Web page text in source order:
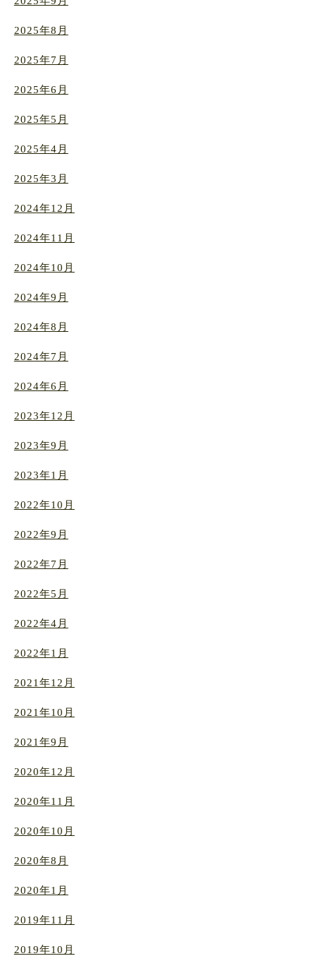
2025年8月
2025年7月
2025年6月
2025年5月
2025年4月
2025年3月
2024年12月
2024年11月
2024年10月
2024年9月
2024年8月
2024年7月
2024年6月
2023年12月
2023年9月
2023年1月
2022年10月
2022年9月
2022年7月
2022年5月
2022年4月
2022年1月
2021年12月
2021年10月
2021年9月
2020年12月
2020年11月
2020年10月
2020年8月
2020年1月
2019年11月
2019年10月